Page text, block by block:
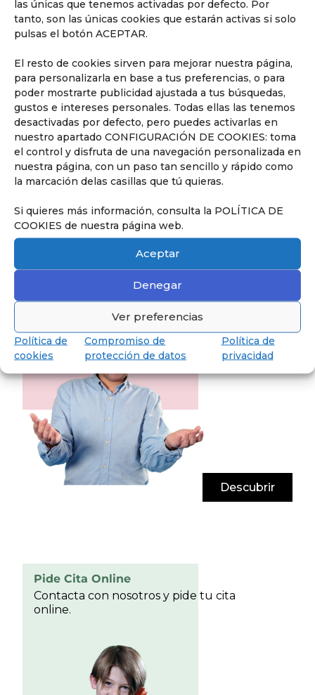
las únicas que tenemos activadas por defecto. Por
tanto, son las únicas cookies que estarán activas si solo
pulsas el botón ACEPTAR.
El resto de cookies sirven para mejorar nuestra página,
para personalizarla en base a tus preferencias, o para
poder mostrarte publicidad ajustada a tus búsquedas,
gustos e intereses personales. Todas ellas las tenemos
desactivadas por defecto, pero puedes activarlas en
nuestro apartado CONFIGURACIÓN DE COOKIES: toma
el control y disfruta de una navegación personalizada en
nuestra página, con un paso tan sencillo y rápido como
la marcación delas casillas que tú quieras.
Si quieres más información, consulta la POLÍTICA DE
COOKIES de nuestra página web.
Aceptar
Denegar
Ver preferencias
Política de
cookies
Compromiso de
protección de datos
Política de
privacidad
Descubrir
Nuestros Servicios
ofrecemos en el Liceo.
Descubrir
Pide Cita Online
Contacta con nosotros y pide tu cita
online.